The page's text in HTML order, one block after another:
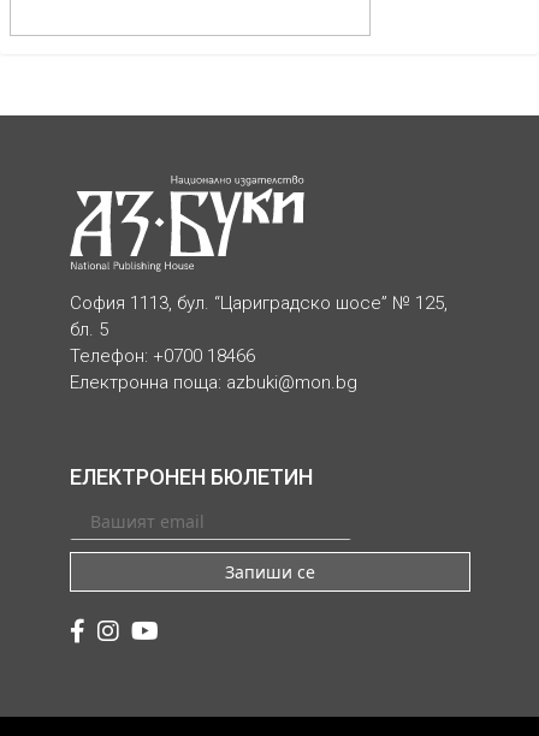
София 1113, бул. “Цариградско шосе” № 125,
бл. 5
Телефон: +0700 18466
Електронна поща: azbuki@mon.bg
ЕЛЕКТРОНЕН БЮЛЕТИН
Запиши се